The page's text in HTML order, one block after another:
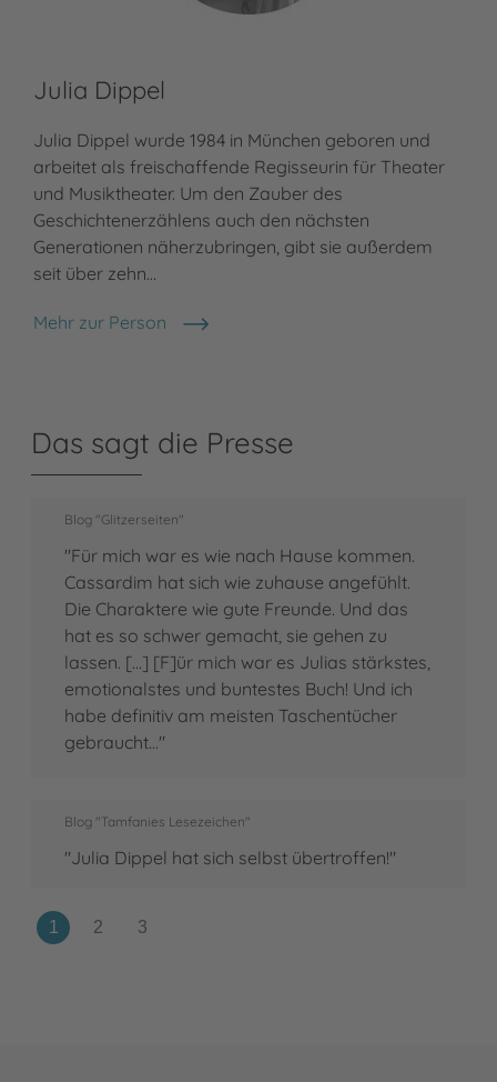
Julia Dippel
Julia Dippel wurde 1984 in München geboren und
arbeitet als freischaffende Regisseurin für Theater
und Musiktheater. Um den Zauber des
Geschichtenerzählens auch den nächsten
Generationen näherzubringen, gibt sie außerdem
seit über zehn…
Mehr zur Person
Julia Dippel
Das sagt die Presse
Blog "Glitzerseiten"
"Für mich war es wie nach Hause kommen.
Cassardim hat sich wie zuhause angefühlt.
Die Charaktere wie gute Freunde. Und das
hat es so schwer gemacht, sie gehen zu
lassen. [...] [F]ür mich war es Julias stärkstes,
emotionalstes und buntestes Buch! Und ich
habe definitiv am meisten Taschentücher
gebraucht..."
Blog "Tamfanies Lesezeichen"
"Julia Dippel hat sich selbst übertroffen!"